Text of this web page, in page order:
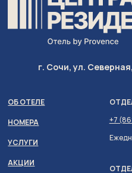
г. Сочи, ул.
+7
НОМЕРА
УСЛУГИ
АКЦИИ
ОБ ОТЕЛЕ